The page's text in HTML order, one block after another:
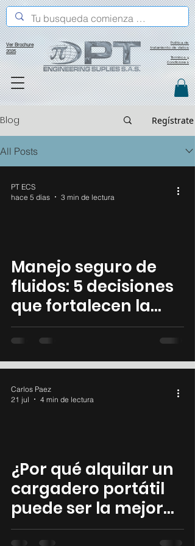
Política de
tratamiento de datos
Ver Brochure
2025
Términos y
Condiciones
Blog Regístrate
All Posts
Manejo seguro de
fluidos: 5 decisiones
que fortalecen la
seguridad de su
operación
PT ECS
hace 5 días
3 min de lectura
¿Por qué alquilar un
cargadero portátil
puede ser la mejor
decisión para su
Carlos Paez
21 jul
4 min de lectura